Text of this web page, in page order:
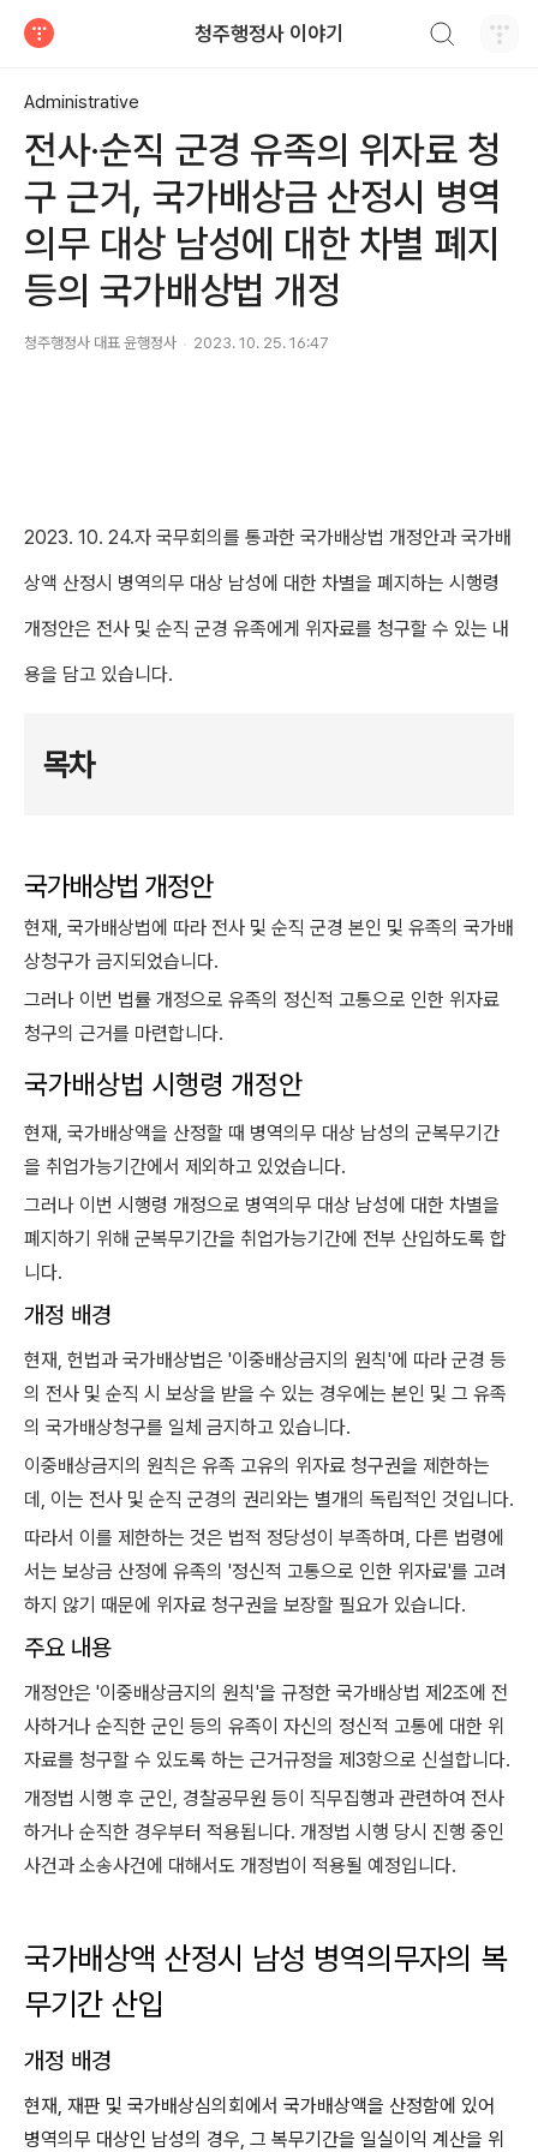
청주행정사 이야기
Administrative
전사·순직 군경 유족의 위자료 청
구 근거, 국가배상금 산정시 병역
의무 대상 남성에 대한 차별 폐지
등의 국가배상법 개정
청주행정사 대표 윤행정사 2023. 10. 25. 16:47
2023. 10. 24.자 국무회의를 통과한 국가배상법 개정안과 국가배
상액 산정시 병역의무 대상 남성에 대한 차별을 폐지하는 시행령
개정안은 전사 및 순직 군경 유족에게 위자료를 청구할 수 있는 내
용을 담고 있습니다.
목차
국가배상법 개정안
현재, 국가배상법에 따라 전사 및 순직 군경 본인 및 유족의 국가배
상청구가 금지되었습니다.
그러나 이번 법률 개정으로 유족의 정신적 고통으로 인한 위자료
청구의 근거를 마련합니다.
국가배상법 시행령 개정안
현재, 국가배상액을 산정할 때 병역의무 대상 남성의 군복무기간
을 취업가능기간에서 제외하고 있었습니다.
그러나 이번 시행령 개정으로 병역의무 대상 남성에 대한 차별을
폐지하기 위해 군복무기간을 취업가능기간에 전부 산입하도록 합
니다.
개정 배경
현재, 헌법과 국가배상법은 '이중배상금지의 원칙'에 따라 군경 등
의 전사 및 순직 시 보상을 받을 수 있는 경우에는 본인 및 그 유족
의 국가배상청구를 일체 금지하고 있습니다.
이중배상금지의 원칙은 유족 고유의 위자료 청구권을 제한하는
데, 이는 전사 및 순직 군경의 권리와는 별개의 독립적인 것입니다.
따라서 이를 제한하는 것은 법적 정당성이 부족하며, 다른 법령에
서는 보상금 산정에 유족의 '정신적 고통으로 인한 위자료'를 고려
하지 않기 때문에 위자료 청구권을 보장할 필요가 있습니다.
주요 내용
개정안은 '이중배상금지의 원칙'을 규정한 국가배상법 제2조에 전
사하거나 순직한 군인 등의 유족이 자신의 정신적 고통에 대한 위
자료를 청구할 수 있도록 하는 근거규정을 제3항으로 신설합니다.
개정법 시행 후 군인, 경찰공무원 등이 직무집행과 관련하여 전사
하거나 순직한 경우부터 적용됩니다. 개정법 시행 당시 진행 중인
사건과 소송사건에 대해서도 개정법이 적용될 예정입니다.
국가배상액 산정시 남성 병역의무자의 복
무기간 산입
개정 배경
현재, 재판 및 국가배상심의회에서 국가배상액을 산정함에 있어
병역의무 대상인 남성의 경우, 그 복무기간을 일실이익 계산을 위